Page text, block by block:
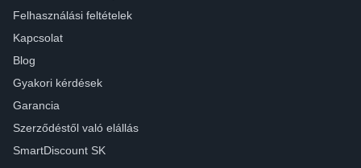
Felhasználási feltételek
Kapcsolat
Blog
Gyakori kérdések
Garancia
Szerződéstől való elállás
SmartDiscount SK